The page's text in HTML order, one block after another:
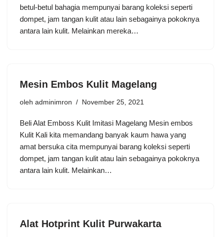
betul-betul bahagia mempunyai barang koleksi seperti
dompet, jam tangan kulit atau lain sebagainya pokoknya
antara lain kulit. Melainkan mereka…
Mesin Embos Kulit Magelang
oleh adminimron November 25, 2021
Beli Alat Emboss Kulit Imitasi Magelang Mesin embos
Kulit Kali kita memandang banyak kaum hawa yang
amat bersuka cita mempunyai barang koleksi seperti
dompet, jam tangan kulit atau lain sebagainya pokoknya
antara lain kulit. Melainkan…
Alat Hotprint Kulit Purwakarta